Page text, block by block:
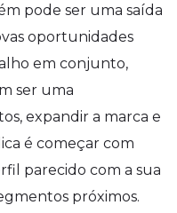
pode ser uma saída
oportunidades
em conjunto,
ser uma
expandir a marca e
é começar com
parecido com a sua
próximos.